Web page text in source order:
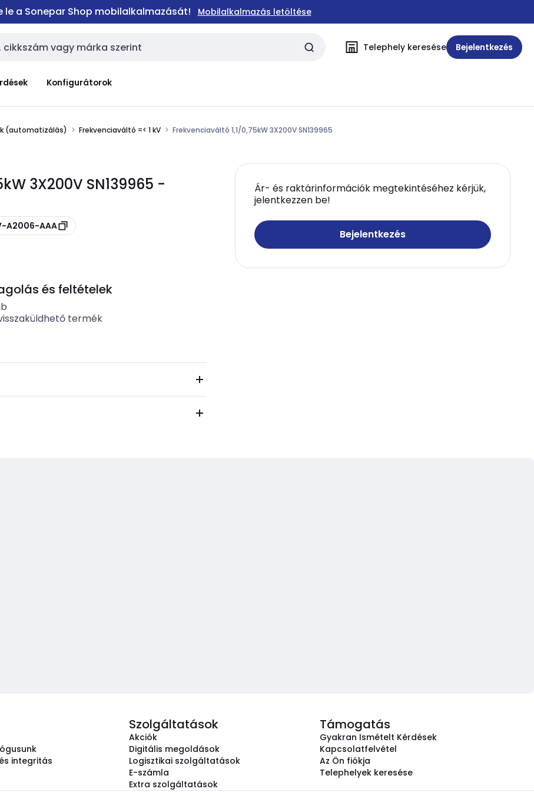
le a Sonepar Shop mobilalkalmazását! Mobilalkalmazás letöltése
Telephely keresése Bejelentkezés
Konfigurátorok
(automatizálás) Frekvenciaváltó =< 1 kV Frekvenciaváltó 1,1/0,75kW 3X200V SN139965
3X200V SN139965 -
A2006-AAA
Ár- és raktárinformációk megtekintéséhez kérjük,
jelentkezzen be!
Bejelentkezés
és feltételek
termék
integritás
Szolgáltatások
Akciók
Digitális megoldások
Logisztikai szolgáltatások
E-számla
Extra szolgáltatások
Támogatás
Gyakran Ismételt Kérdések
Kapcsolatfelvétel
Az Ön fiókja
Telephelyek keresése